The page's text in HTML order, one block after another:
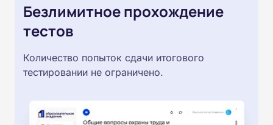
Безлимитное прохождение
тестов
Количество попыток сдачи итогового
тестировании не ограничено.